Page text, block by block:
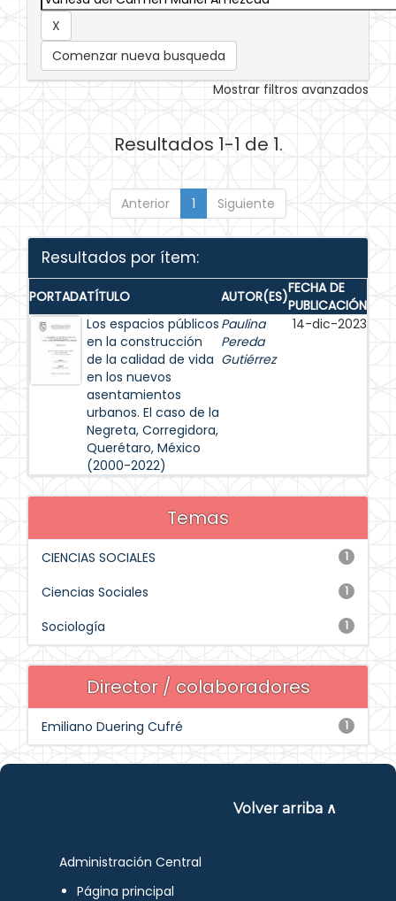
Comenzar nueva busqueda
Mostrar filtros avanzados
Resultados 1-1 de 1.
Anterior 1 Siguiente
Resultados por ítem:
PORTADATÍTULO AUTOR(ES)FECHA DE
PUBLICACIÓN
Los espacios públicos
en la construcción
de la calidad de vida
en los nuevos
asentamientos
urbanos. El caso de la
Negreta, Corregidora,
Querétaro, México
(2000-2022)
Paulina
Pereda
Gutiérrez
14-dic-2023
Temas
1
CIENCIAS SOCIALES
1
Ciencias Sociales
1
Sociología
Director / colaboradores
1
Emiliano Duering Cufré
Volver arriba ∧
Administración Central
Página principal